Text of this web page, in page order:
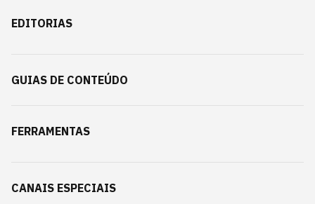
EDITORIAS
GUIAS DE CONTEÚDO
FERRAMENTAS
CANAIS ESPECIAIS